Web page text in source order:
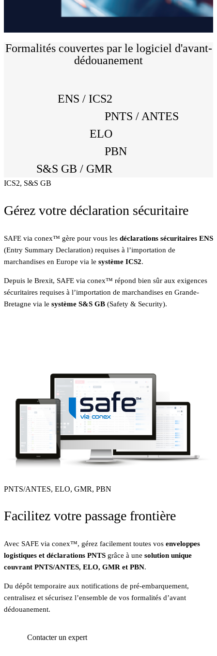
Formalités couvertes par le logiciel d'avant-
dédouanement
ENS / ICS2
PNTS / ANTES
ELO
PBN
S&S GB / GMR
ICS2, S&S GB
Gérez votre déclaration sécuritaire
SAFE via conex™ gère pour vous les déclarations sécuritaires ENS
(Entry Summary Declaration) requises à l’importation de
marchandises en Europe via le système ICS2.
Depuis le Brexit, SAFE via conex™ répond bien sûr aux exigences
sécuritaires requises à l’importation de marchandises en Grande-
Bretagne via le système S&S GB (Safety & Security).
PNTS/ANTES, ELO, GMR, PBN
Facilitez votre passage frontière
Avec SAFE via conex™, gérez facilement toutes vos enveloppes
logistiques et déclarations PNTS grâce à une solution unique
couvrant PNTS/ANTES, ELO, GMR et PBN.
Du dépôt temporaire aux notifications de pré‑embarquement,
centralisez et sécurisez l’ensemble de vos formalités d’avant
dédouanement.
Contacter un expert